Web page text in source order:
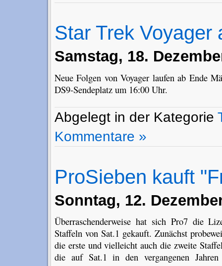
Star Trek Voyager
Samstag, 18.
Neue Folgen von Voyager laufen ab Ende
DS9-Sendeplatz um 16:00 Uhr.
Abgelegt in der Kategorie
Kommentare »
ProSieben kauft
Sonntag, 12.
Überraschenderweise hat sich Pro7 die
Staffeln von Sat.1 gekauft. Zunächst
die erste und vielleicht auch die zweite
die auf Sat.1 in den vergangenen